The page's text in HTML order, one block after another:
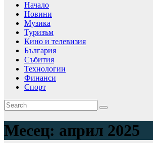
Начало
Новини
Музика
Туризъм
Кино и телевизия
България
Събития
Технологии
Финанси
Спорт
Месец: април 2025